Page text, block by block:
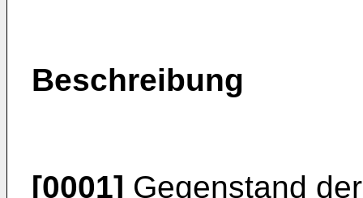
Beschreibung
[0001] Gegenstand